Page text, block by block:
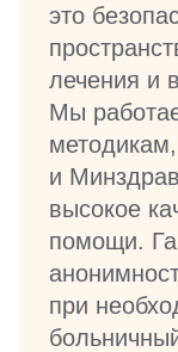
это
лечения и
Мы
и
высокое
помощи.
при